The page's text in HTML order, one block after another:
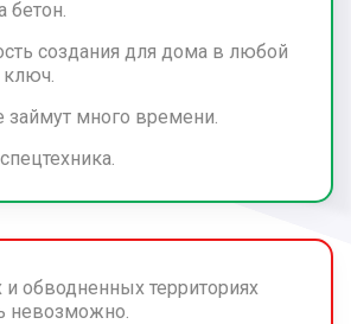
бетон.
создания для дома в любой
ключ.
займут много времени.
и обводненных территориях
невозможно.